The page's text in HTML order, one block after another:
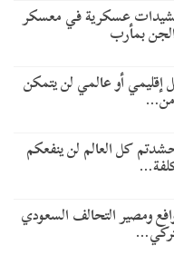
عسكرية في معسكر
بمأرب
أو عالمي لن يتمكن
من…
كل العالم لن ينفعكم
ومصير التحالف السعودي